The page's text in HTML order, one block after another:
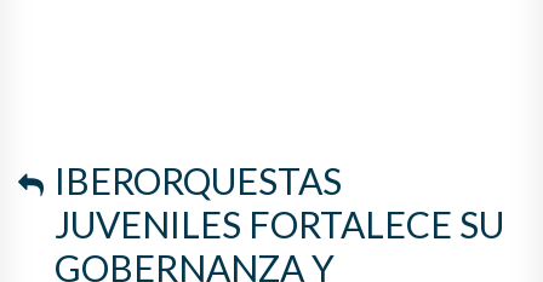
IBERORQUESTAS
JUVENILES FORTALECE SU
GOBERNANZA Y